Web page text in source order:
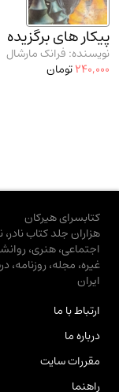
پیکار های برگزیده
نویسنده: فرانک مارشال
240,000تومان
کتابسرای هیرکان
هزاران جلد کتاب
اجتماعی، هنری،
غیره، مجله،
ایران
ارتباط با ما
درباره ما
مقررات سایت
راهنما